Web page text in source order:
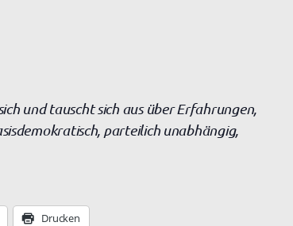
und tauscht sich aus über Erfahrungen,
parteilich unabhängig,
Drucken